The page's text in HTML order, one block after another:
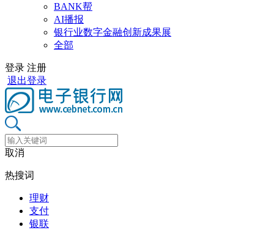
BANK帮
AI播报
银行业数字金融创新成果展
全部
登录 注册
退出登录
取消
热搜词
理财
支付
银联